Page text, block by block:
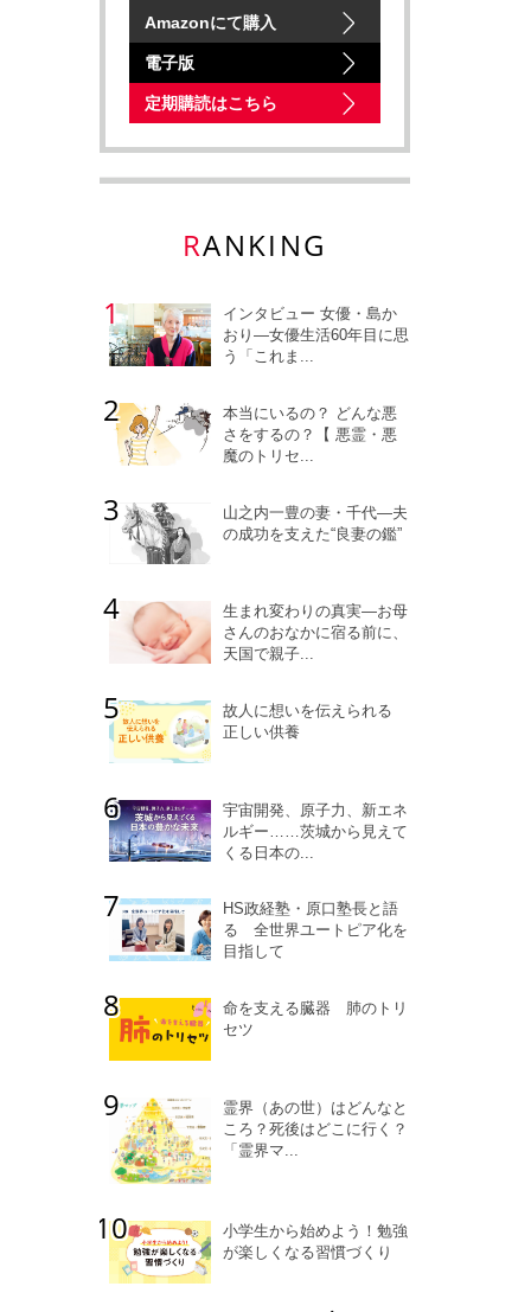
Amazonにて購入
電子版
定期購読はこちら
RANKING
インタビュー 女優・島か
おり―女優生活60年目に思
う「これま...
本当にいるの？ どんな悪
さをするの？【 悪霊・悪
魔のトリセ...
山之内一豊の妻・千代―夫
の成功を支えた“良妻の鑑”
生まれ変わりの真実―お母
さんのおなかに宿る前に、
天国で親子...
故人に想いを伝えられる
正しい供養
宇宙開発、原子力、新エネ
ルギー……茨城から見えて
くる日本の...
HS政経塾・原口塾長と語
る 全世界ユートピア化を
目指して
命を支える臓器 肺のトリ
セツ
霊界（あの世）はどんなと
ころ？死後はどこに行く？
「霊界マ...
小学生から始めよう！勉強
が楽しくなる習慣づくり